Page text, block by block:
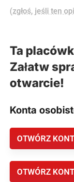
(zgłoś, jeśli ten
Ta
Załatw
otwarcie!
Konta
OTWÓRZ
OTWÓRZ